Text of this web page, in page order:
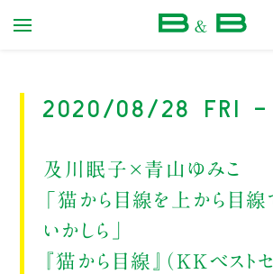
2020/08/28 Fri -
及川眠子×青山ゆみこ
「猫から目線を上から目線
いかしら」
『猫から目線』（KKベスト